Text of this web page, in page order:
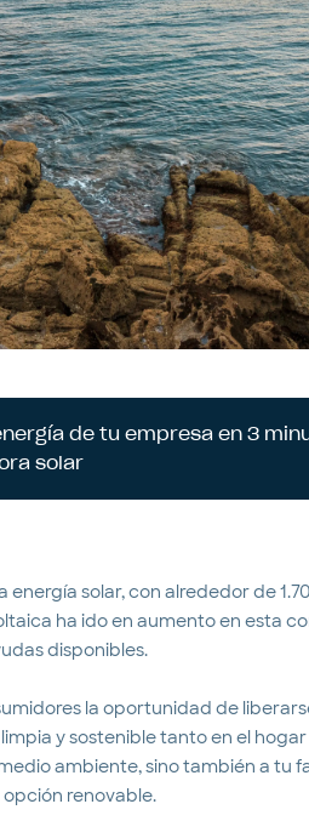
de tu empresa en 3
solar
solar, con alrededor de
ha ido en aumento en esta
disponibles.
la oportunidad de
y sostenible tanto en el
ambiente, sino también a tu
opción renovable.